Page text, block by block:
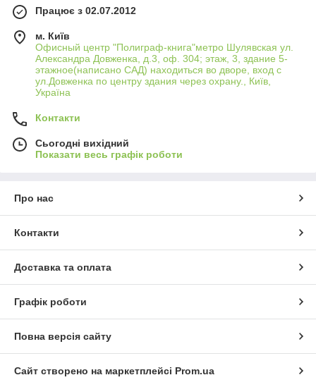
воздухопроницаемость и дешевизна, по сравнению с
аналогами, позволили этому материалу занять прочную
позицию на рынке нетканых материалов и проникнуть во
многие сферы производства, причем область применения с
годами только растет. Спанбонд нашел применение: в
производстве мебели, кожгалантереи, медицине,
косметології, швейної промисловості.
Працює з 02.07.2012
м. Київ
Офисный центр "Полиграф-книга"метро Шулявская ул.
Александра Довженка, д.3, оф. 304; этаж, 3, здание 5-
этажное(написано САД) находиться во дворе, вход с
ул.Довженка по центру здания через охрану., Київ,
Україна
Контакти
Сьогодні вихідний
Показати весь графік роботи
Про нас
Контакти
Доставка та оплата
Графік роботи
Повна версія сайту
Сайт створено на маркетплейсі Prom.ua